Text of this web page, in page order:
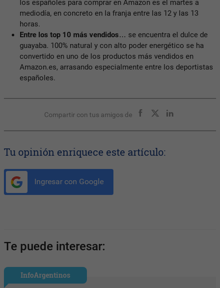
los españoles para comprar en Amazon es el martes a
mediodía, en concreto en la franja entre las 12 y las 13
horas.
Entre los top 10 más vendidos… se encuentra el dulce de
guayaba. 100% natural y con alto poder energético se ha
convertido en uno de los productos más vendidos en
Amazon.es, arrasando especialmente entre los deportistas
españoles.
Compartir con tus amigos de
Tu opinión enriquece este artículo:
Ingresar con Google
Te puede interesar:
InfoArgentinos